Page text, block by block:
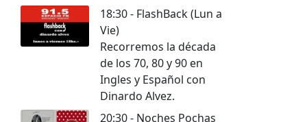
18:30 - FlashBack (Lun a
Vie)
Recorremos la década
de los 70, 80 y 90 en
Ingles y Español con
Dinardo Alvez.
20:30 - Noches Pochas